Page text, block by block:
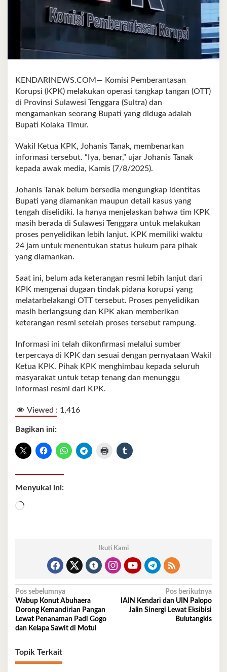
KENDARINEWS.COM— Komisi Pemberantasan
Korupsi (KPK) melakukan operasi tangkap tangan (OTT)
di Provinsi Sulawesi Tenggara (Sultra) dan
mengamankan seorang Bupati yang diduga adalah
Bupati Kolaka Timur.
Wakil Ketua KPK, Johanis Tanak, membenarkan
informasi tersebut. “Iya, benar,” ujar Johanis Tanak
kepada awak media, Kamis (7/8/2025).
Johanis Tanak belum bersedia mengungkap identitas
Bupati yang diamankan maupun detail kasus yang
tengah diselidiki. Ia hanya menjelaskan bahwa tim KPK
masih berada di Sulawesi Tenggara untuk melakukan
proses penyelidikan lebih lanjut. KPK memiliki waktu
24 jam untuk menentukan status hukum para pihak
yang diamankan.
Saat ini, belum ada keterangan resmi lebih lanjut dari
KPK mengenai dugaan tindak pidana korupsi yang
melatarbelakangi OTT tersebut. Proses penyelidikan
masih berlangsung dan KPK akan memberikan
keterangan resmi setelah proses tersebut rampung.
Informasi ini telah dikonfirmasi melalui sumber
terpercaya di KPK dan sesuai dengan pernyataan Wakil
Ketua KPK. Pihak KPK menghimbau kepada seluruh
masyarakat untuk tetap tenang dan menunggu
informasi resmi dari KPK.
Viewed : 1,416
Bagikan ini:
Menyukai ini:
Memuat...
Ikuti Kami
Navigasi
pos
Pos sebelumnya
Wabup Konut Abuhaera
Dorong Kemandirian Pangan
Lewat Penanaman Padi Gogo
dan Kelapa Sawit di Motui
Pos berikutnya
IAIN Kendari dan UIN Palopo
Jalin Sinergi Lewat Eksibisi
Bulutangkis
Topik Terkait